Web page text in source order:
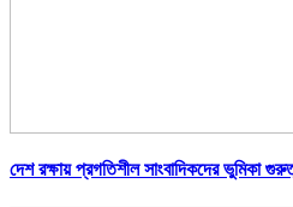
দেশ রক্ষায় প্রগতিশীল সাংবাদিকদের ভুমিকা